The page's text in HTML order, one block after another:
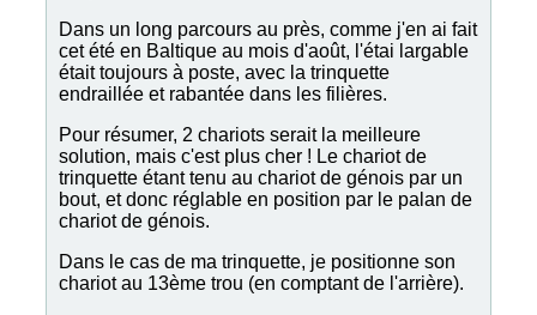
Dans un long parcours au près, comme j'en ai fait
cet été en Baltique au mois d'août, l'étai largable
était toujours à poste, avec la trinquette
endraillée et rabantée dans les filières.
Pour résumer, 2 chariots serait la meilleure
solution, mais c'est plus cher ! Le chariot de
trinquette étant tenu au chariot de génois par un
bout, et donc réglable en position par le palan de
chariot de génois.
Dans le cas de ma trinquette, je positionne son
chariot au 13ème trou (en comptant de l'arrière).